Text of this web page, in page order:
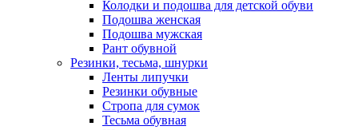
Колодки и подошва для детской обуви
Подошва женская
Подошва мужская
Рант обувной
Резинки, тесьма, шнурки
Ленты липучки
Резинки обувные
Стропа для сумок
Тесьма обувная